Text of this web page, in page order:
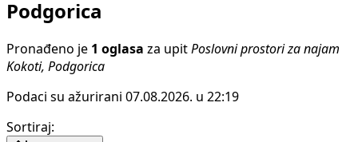
Podgorica
Pronađeno je 1 oglasa za upit Poslovni prostori za najam
Kokoti, Podgorica
Podaci su ažurirani 07.08.2026. u 22:19
Sortiraj: